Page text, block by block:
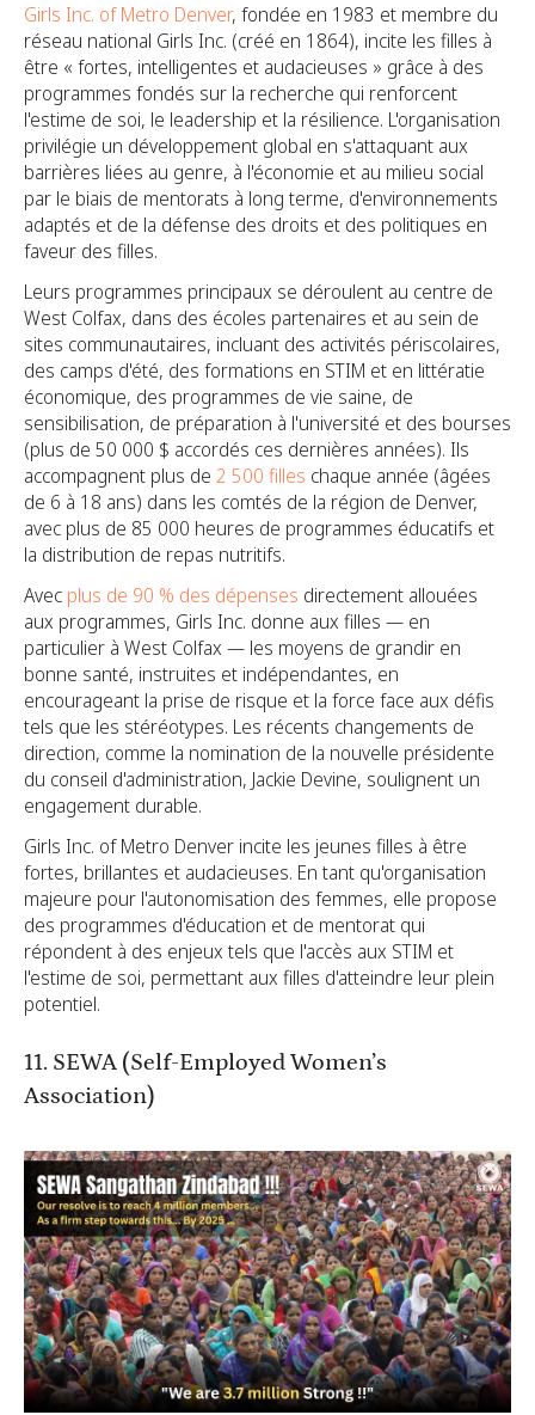
Girls Inc. of Metro Denver, fondée en 1983 et membre du
réseau national Girls Inc. (créé en 1864), incite les filles à
être « fortes, intelligentes et audacieuses » grâce à des
programmes fondés sur la recherche qui renforcent
l'estime de soi, le leadership et la résilience. L'organisation
privilégie un développement global en s'attaquant aux
barrières liées au genre, à l'économie et au milieu social
par le biais de mentorats à long terme, d'environnements
adaptés et de la défense des droits et des politiques en
faveur des filles.
Leurs programmes principaux se déroulent au centre de
West Colfax, dans des écoles partenaires et au sein de
sites communautaires, incluant des activités périscolaires,
des camps d'été, des formations en STIM et en littératie
économique, des programmes de vie saine, de
sensibilisation, de préparation à l'université et des bourses
(plus de 50 000 $ accordés ces dernières années). Ils
accompagnent plus de 2 500 filles chaque année (âgées
de 6 à 18 ans) dans les comtés de la région de Denver,
avec plus de 85 000 heures de programmes éducatifs et
la distribution de repas nutritifs.
Avec plus de 90 % des dépenses directement allouées
aux programmes, Girls Inc. donne aux filles — en
particulier à West Colfax — les moyens de grandir en
bonne santé, instruites et indépendantes, en
encourageant la prise de risque et la force face aux défis
tels que les stéréotypes. Les récents changements de
direction, comme la nomination de la nouvelle présidente
du conseil d'administration, Jackie Devine, soulignent un
engagement durable.
Girls Inc. of Metro Denver incite les jeunes filles à être
fortes, brillantes et audacieuses. En tant qu'organisation
majeure pour l'autonomisation des femmes, elle propose
des programmes d'éducation et de mentorat qui
répondent à des enjeux tels que l'accès aux STIM et
l'estime de soi, permettant aux filles d'atteindre leur plein
potentiel.
11. SEWA (Self-Employed Women’s
Association)